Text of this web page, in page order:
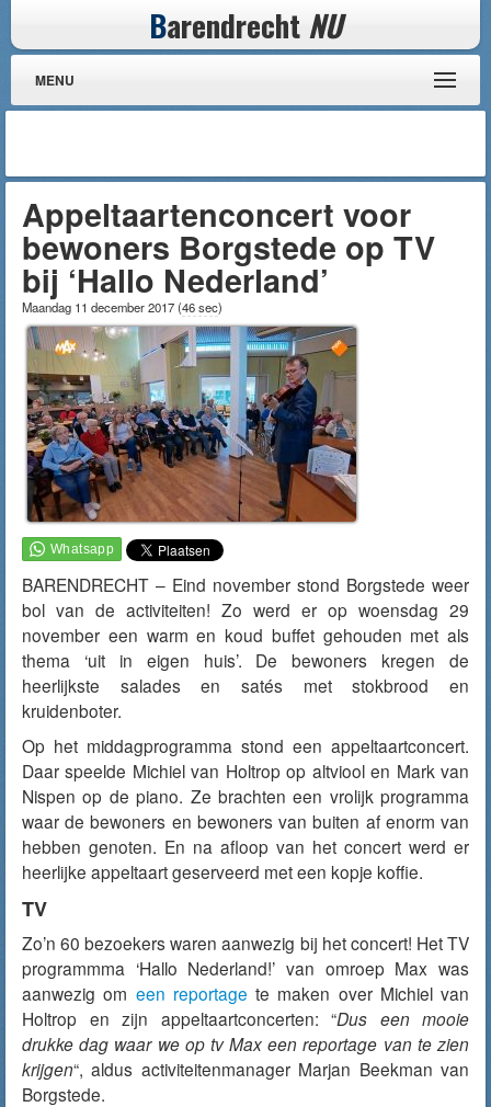
Barendrecht NU
MENU
Appeltaartenconcert voor
bewoners Borgstede op TV
bij ‘Hallo Nederland’
Maandag 11 december 2017(46 sec)
BARENDRECHT – Eind november stond Borgstede weer
bol van de activiteiten! Zo werd er op woensdag 29
november een warm en koud buffet gehouden met als
thema ‘uit in eigen huis’. De bewoners kregen de
heerlijkste salades en satés met stokbrood en
kruidenboter.
Op het middagprogramma stond een appeltaartconcert.
Daar speelde Michiel van Holtrop op altviool en Mark van
Nispen op de piano. Ze brachten een vrolijk programma
waar de bewoners en bewoners van buiten af enorm van
hebben genoten. En na afloop van het concert werd er
heerlijke appeltaart geserveerd met een kopje koffie.
TV
Zo’n 60 bezoekers waren aanwezig bij het concert! Het TV
programmma ‘Hallo Nederland!’ van omroep Max was
aanwezig om een reportage te maken over Michiel van
Holtrop en zijn appeltaartconcerten: “Dus een mooie
drukke dag waar we op tv Max een reportage van te zien
krijgen“, aldus activiteitenmanager Marjan Beekman van
Borgstede.